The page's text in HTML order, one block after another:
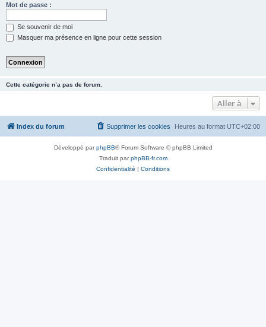
Mot de passe :
Se souvenir de moi
Masquer ma présence en ligne pour cette session
Cette catégorie n’a pas de forum.
Aller à
Index du forum Heures au format UTC+02:00
Supprimer les cookies
Développé parphpBB® Forum Software © phpBB Limited
Traduit parphpBB-fr.com
Confidentialité | Conditions